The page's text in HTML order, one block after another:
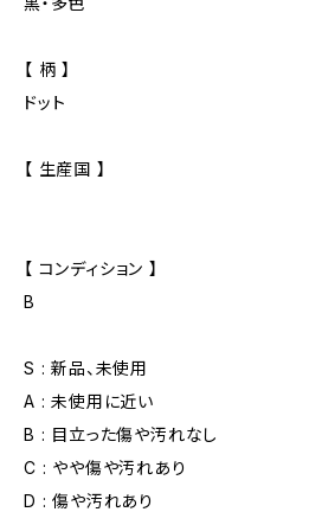
【 柄 】
ドット
【 生産国 】
【 コンディション 】
B
S : 新品、未使用
A : 未使用に近い
B : 目立った傷や汚れなし
C : やや傷や汚れあり
D : 傷や汚れあり